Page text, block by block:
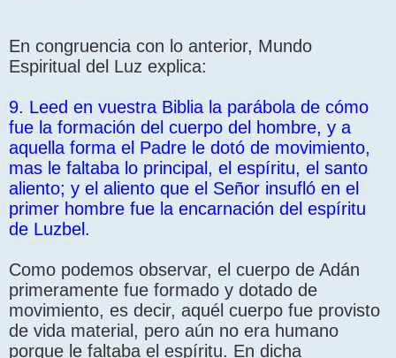
En congruencia con lo anterior, Mundo
Espiritual del Luz explica:
9. Leed en vuestra Biblia la parábola de cómo
fue la formación del cuerpo del hombre, y a
aquella forma el Padre le dotó de movimiento,
mas le faltaba lo principal, el espíritu, el santo
aliento; y el aliento que el Señor insufló en el
primer hombre fue la encarnación del espíritu
de Luzbel.
Como podemos observar, el cuerpo de Adán
primeramente fue formado y dotado de
movimiento, es decir, aquél cuerpo fue provisto
de vida material, pero aún no era humano
porque le faltaba el espíritu. En dicha